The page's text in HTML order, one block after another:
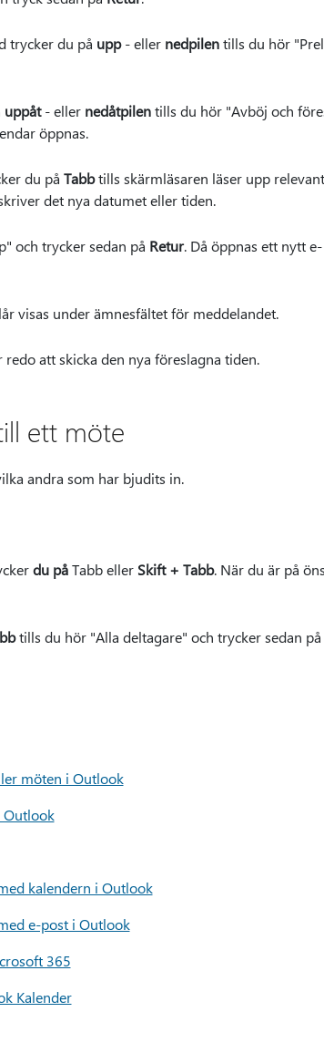
trycker du på upp- eller nedpilentills du hör
uppåt- eller nedåtpilentills du hör "Avböj och
öppnas.
du på Tabbtills skärmläsaren läser upp
det nya datumet eller tiden.
och trycker sedan på Retur. Då öppnas ett nytt e-
visas under ämnesfältet för meddelandet.
att skicka den nya föreslagna tiden.
ett möte
andra som har bjudits in.
du påTabb eller Skift + Tabb. När du är på
tills du hör "Alla deltagare" och trycker sedan på
möten i Outlook
Outlook
kalendern i Outlook
e-post i Outlook
365
Kalender